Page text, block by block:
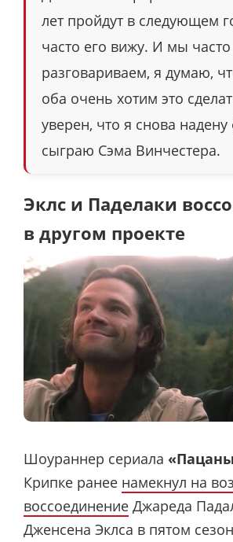
лет пройдут в следующем
часто его вижу. И мы часто
разговариваем, я думаю,
оба очень хотим это
уверен, что я снова
сыграю Сэма Винчестера.
Эклс и Паделаки
в другом проекте
Шоураннер сериала
Крипке ранее намекнул на
воссоединение Джареда
Дженсена Эклса в пятом